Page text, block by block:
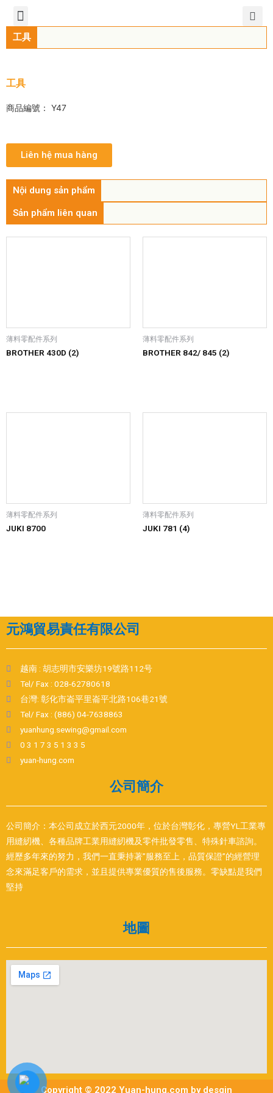
工具
工具
商品編號： Y47
Liên hệ mua hàng
Nội dung sản phẩm
Sản phẩm liên quan
薄料零配件系列
BROTHER 430D (2)
薄料零配件系列
BROTHER 842/ 845 (2)
薄料零配件系列
JUKI 8700
薄料零配件系列
JUKI 781 (4)
元鴻貿易責任有限公司
越南 : 胡志明市安樂坊19號路112号
Tel/ Fax : 028-62780618
台灣: 彰化市崙平里崙平北路106巷21號
Tel/ Fax : (886) 04-7638863
yuanhung.sewing@gmail.com
0 3 1 7 3 5 1 3 3 5
yuan-hung.com
公司簡介
公司簡介：本公司成立於西元2000年，位於台灣彰化，專營YL工業專
用縫紉機、各種品牌工業用縫紉機及零件批發零售、特殊針車諮詢。
經歷多年來的努力，我們一直秉持著”服務至上，品質保證”的經營理
念來滿足客戶的需求，並且提供專業優質的售後服務。零缺點是我們
堅持
地圖
Copyright © 2022 Yuan-hung.com by desgin